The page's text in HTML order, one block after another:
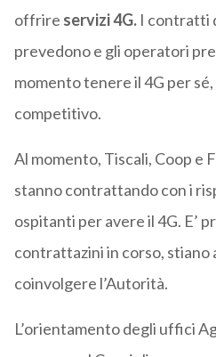
offrire servizi 4G. I contratti
prevedono e gli operatori
momento tenere il 4G per
competitivo.
Al momento, Tiscali, Coop e
stanno contrattando con i
ospitanti per avere il 4G. E’
contrattazini in corso, stiano
coinvolgere l’Autorità.
L’orientamento degli uffici